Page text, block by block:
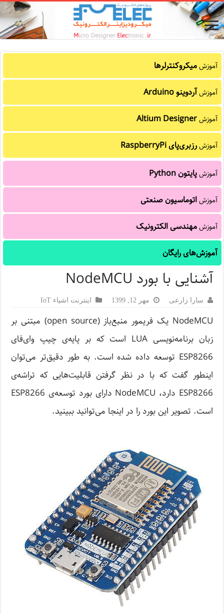
آموزشمیکروکنترلرها
آموزشآردوینو Arduino
آموزشAltium Designer
آموزشرزبری‌پای RaspberryPi
آموزشپایتون Python
آموزشاتوماسیون صنعتی
آموزشمهندسی الکترونیک
آموزش‌های رایگان
آشنایی با بورد NodeMCU
سارا زارعی مهر 12, 1399 اینترنت اشیاء IoT
NodeMCU یک فریمور منبع‌باز (open source) مبتنی بر
زبان برنامه‌نویسی LUA است که بر پایه‌ی چیپ وای‌فای
ESP8266 توسعه داده شده است. به طور دقیق‌تر می‌توان
اینطور گفت که با در نظر گرفتن قابلیت‌هایی که تراشه‌ی
ESP8266 دارد، NodeMCU دارای بورد توسعه‌ی ESP8266
است. تصویر این بورد را در اینجا می‌توانید ببینید.